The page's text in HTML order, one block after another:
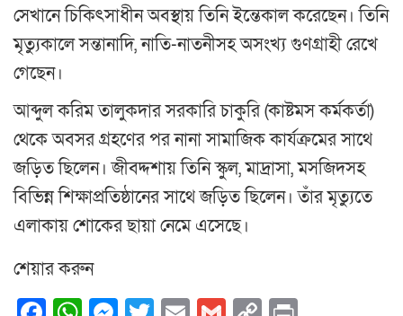
সেখানে চিকিৎসাধীন অবস্থায় তিনি ইন্তেকাল করেছেন। তিনি
মৃত্যুকালে সন্তানাদি, নাতি-নাতনীসহ অসংখ্য গুণগ্রাহী রেখে
গেছেন।
আব্দুল করিম তালুকদার সরকারি চাকুরি (কাষ্টমস কর্মকর্তা)
থেকে অবসর গ্রহণের পর নানা সামাজিক কার্যক্রমের সাথে
জড়িত ছিলেন। জীবদ্দশায় তিনি স্কুল, মাদ্রাসা, মসজিদসহ
বিভিন্ন শিক্ষাপ্রতিষ্ঠানের সাথে জড়িত ছিলেন। তাঁর মৃত্যুতে
এলাকায় শোকের ছায়া নেমে এসেছে।
শেয়ার করুন